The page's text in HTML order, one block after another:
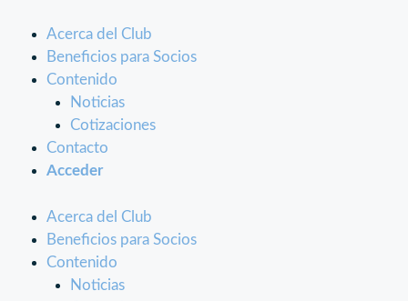
Acerca del Club
Beneficios para Socios
Contenido
Noticias
Cotizaciones
Contacto
Acceder
Acerca del Club
Beneficios para Socios
Contenido
Noticias